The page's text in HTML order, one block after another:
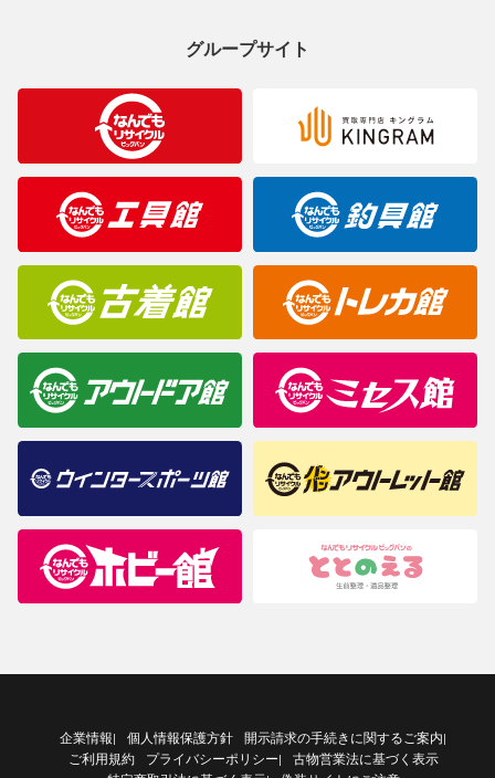
ご理解くださいますようお願い申し上げます。
合がございますのでご了承ください。
※表記したカラー名は、当社が判断した名称を掲載しています。
製造元が定めたカラー名と異なることもあります。色調などご不
明なことがありましたらご購入前にお問い合わせください。
商品について
グループサイト
企業情報| 個人情報保護方針 開示請求の手続きに関するご案内|
ご利用規約 プライバシーポリシー|
古物営業法に基づく表示